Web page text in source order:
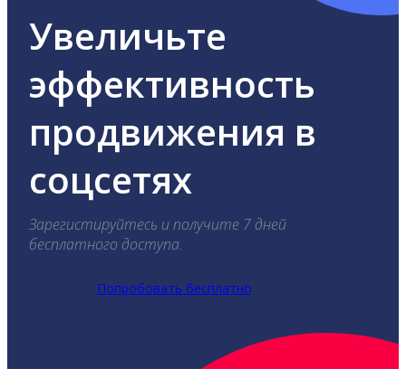
Увеличьте
эффективность
продвижения в
соцсетях
Зарегистируйтесь и получите 7 дней
бесплатного доступа.
Попробовать бесплатно